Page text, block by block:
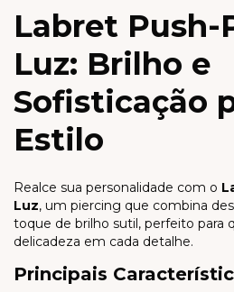
Labret Push-
Luz: Brilho e
Sofisticação
Estilo
Realce sua personalidade com o
Luz, um piercing que combina
toque de brilho sutil, perfeito para
delicadeza em cada detalhe.
Principais